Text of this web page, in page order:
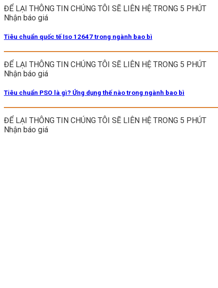
ĐỂ LẠI THÔNG TIN CHÚNG TÔI SẼ LIÊN HỆ TRONG 5 PHÚT
Nhận báo giá
Tiêu chuẩn quốc tế Iso 12647 trong ngành bao bì
ĐỂ LẠI THÔNG TIN CHÚNG TÔI SẼ LIÊN HỆ TRONG 5 PHÚT
Nhận báo giá
Tiêu chuẩn PSO là gì? Ứng dụng thế nào trong ngành bao bì
ĐỂ LẠI THÔNG TIN CHÚNG TÔI SẼ LIÊN HỆ TRONG 5 PHÚT
Nhận báo giá